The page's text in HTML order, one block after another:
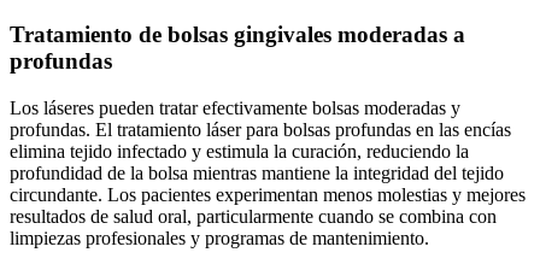
Tratamiento de bolsas gingivales moderadas a
profundas
Los láseres pueden tratar efectivamente bolsas moderadas y
profundas. El tratamiento láser para bolsas profundas en las encías
elimina tejido infectado y estimula la curación, reduciendo la
profundidad de la bolsa mientras mantiene la integridad del tejido
circundante. Los pacientes experimentan menos molestias y mejores
resultados de salud oral, particularmente cuando se combina con
limpiezas profesionales y programas de mantenimiento.